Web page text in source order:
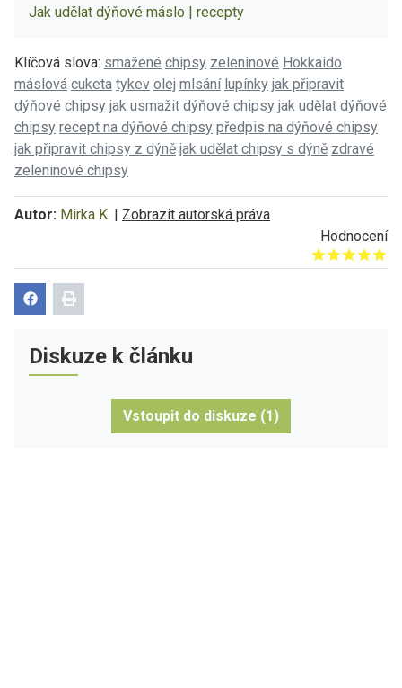
Jak udělat dýňové máslo | recepty
Klíčová slova: smažené chipsy zeleninové Hokkaido
máslová cuketa tykev olej mlsání lupínky jak připravit
dýňové chipsy jak usmažit dýňové chipsy jak udělat dýňové
chipsy recept na dýňové chipsy předpis na dýňové chipsy
jak připravit chipsy z dýně jak udělat chipsy s dýně zdravé
zeleninové chipsy
Autor: Mirka K. | Zobrazit autorská práva
Hodnocení
Give it 1/5
Give it 2/5
Give it 3/5
Give it 4/5
Give it 5/5
Diskuze k článku
Vstoupit do diskuze (1)